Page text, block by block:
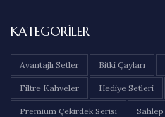
KATEGORILER
Avantajlı Setler Bitki Çayları
Filtre Kahveler Hediye Setleri
Premium Çekirdek Serisi Sahlep